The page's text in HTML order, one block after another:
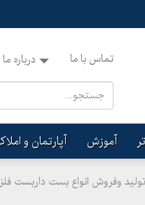
تماس با ما درباره ما
آموزش آپارتمان و
وفروش انواع بست داربست